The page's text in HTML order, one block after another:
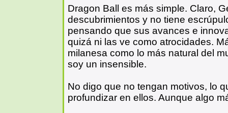
Dragon Ball es más simple. Claro,
descubrimientos y no tiene
pensando que sus avances e
quizá ni las ve como atrocidades.
milanesa como lo más natural del
soy un insensible.
No digo que no tengan motivos, lo
profundizar en ellos. Aunque algo